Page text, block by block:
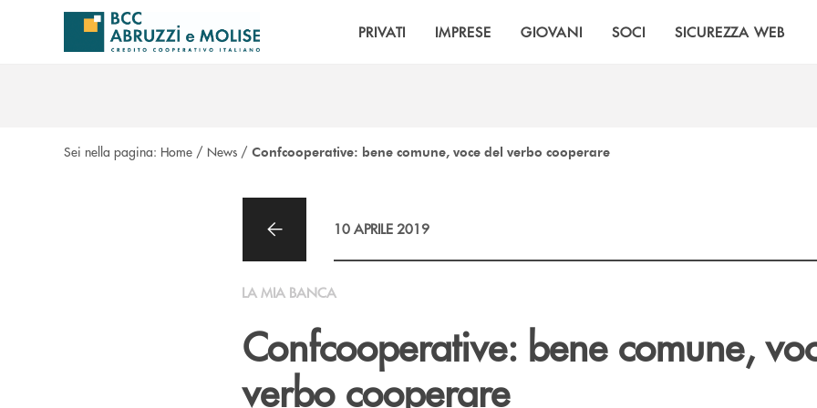
Salta al contenuto principale
PRIVATI IMPRESE GIOVANI SOCI SICUREZZA WEB
Sei nella pagina: Home / News / Confcooperative: bene comune, voce del verbo cooperare
10 APRILE 2019
LA MIA BANCA
Confcooperative: bene comune,
verbo cooperare